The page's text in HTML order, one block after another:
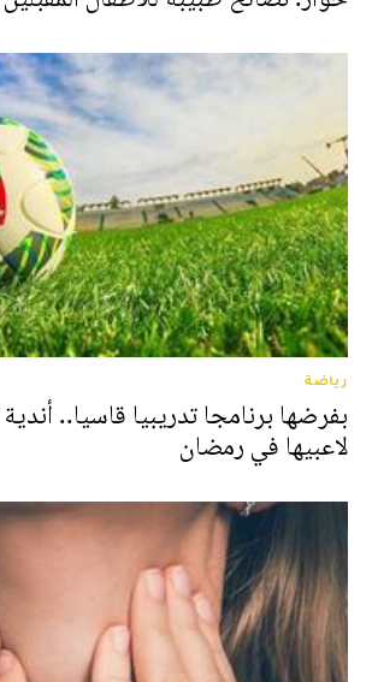
رياضة
بفرضها برنامجا تدريبيا قاسيا..
لاعبيها في رمضان